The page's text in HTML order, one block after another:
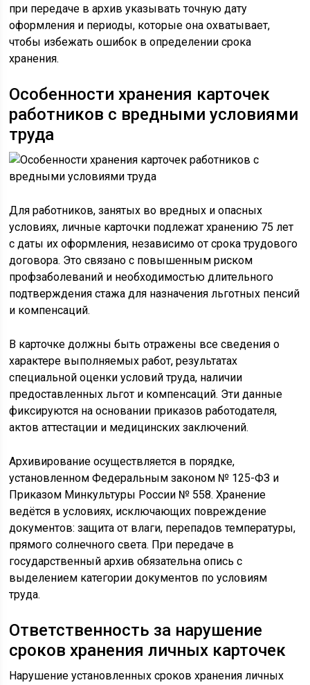
при передаче в архив указывать точную дату
оформления и периоды, которые она охватывает,
чтобы избежать ошибок в определении срока
хранения.
Особенности хранения карточек
работников с вредными условиями
труда
Для работников, занятых во вредных и опасных
условиях, личные карточки подлежат хранению 75 лет
с даты их оформления, независимо от срока трудового
договора. Это связано с повышенным риском
профзаболеваний и необходимостью длительного
подтверждения стажа для назначения льготных пенсий
и компенсаций.
В карточке должны быть отражены все сведения о
характере выполняемых работ, результатах
специальной оценки условий труда, наличии
предоставленных льгот и компенсаций. Эти данные
фиксируются на основании приказов работодателя,
актов аттестации и медицинских заключений.
Архивирование осуществляется в порядке,
установленном Федеральным законом № 125-ФЗ и
Приказом Минкультуры России № 558. Хранение
ведётся в условиях, исключающих повреждение
документов: защита от влаги, перепадов температуры,
прямого солнечного света. При передаче в
государственный архив обязательна опись с
выделением категории документов по условиям
труда.
Ответственность за нарушение
сроков хранения личных карточек
Нарушение установленных сроков хранения личных